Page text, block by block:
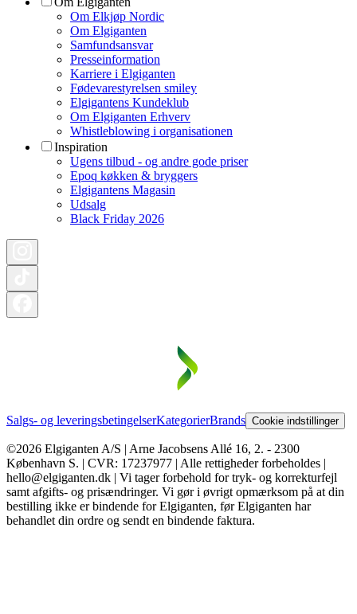
Om Elkjøp Nordic
Om Elgiganten
Samfundsansvar
Presseinformation
Karriere i Elgiganten
Fødevarestyrelsen smiley
Elgigantens Kundeklub
Om Elgiganten Erhverv
Whistleblowing i organisationen
Inspiration
Ugens tilbud - og andre gode priser
Epoq køkken & bryggers
Elgigantens Magasin
Udsalg
Black Friday 2026
Salgs- og leveringsbetingelserKategorierBrands Cookie indstillinger
©2026 Elgiganten A/S | Arne Jacobsens Allé 16, 2. - 2300
København S. | CVR: 17237977 | Alle rettigheder forbeholdes |
hello@elgiganten.dk | Vi tager forbehold for tryk- og korrekturfejl
samt afgifts- og prisændringer. Vi gør i øvrigt opmærksom på at din
bestilling ikke er bindende for Elgiganten, før Elgiganten har
behandlet din ordre og sendt en bindende faktura.